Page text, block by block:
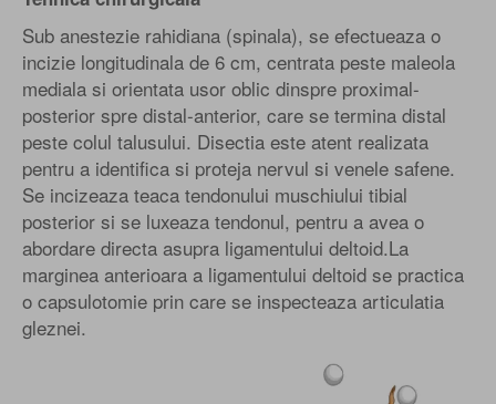
Sub anestezie rahidiana (spinala), se efectueaza o
incizie longitudinala de 6 cm, centrata peste maleola
mediala si orientata usor oblic dinspre proximal-
posterior spre distal-anterior, care se termina distal
peste colul talusului. Disectia este atent realizata
pentru a identifica si proteja nervul si venele safene.
Se incizeaza teaca tendonului muschiului tibial
posterior si se luxeaza tendonul, pentru a avea o
abordare directa asupra ligamentului deltoid.La
marginea anterioara a ligamentului deltoid se practica
o capsulotomie prin care se inspecteaza articulatia
gleznei.